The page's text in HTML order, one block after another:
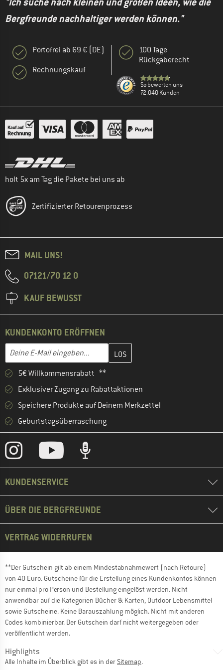
Bergfreunde nachhaltiger werden können."
Portofrei ab 69 € (DE)
Rechnungskauf
100 Tage
Rückgaberecht
So bewerten uns
72.040 Kunden
holt 5x am Tag die Pakete bei uns ab
Zertifizierter Retourenprozess
MAIL UNS!
07121/70 12 0
KAUF BEWUSST
KUNDENKONTO ERÖFFNEN
E-Mail-Adresse
Gib hier deine E-Mail-Adresse ein und erstelle im nächsten
5€ Willkommensrabatt **
Exklusiver Zugang zu Rabattaktionen
Speichere Produkte auf Deinem Merkzettel
Geburtstagsüberraschung
KUNDENSERVICE
ÜBER DIE BERGFREUNDE
VERTRAG WIDERRUFEN
**Der Gutschein gilt ab einem Mindestabnahmewert (nach Retoure)
von 40 Euro. Gutscheine für die Erstellung eines Kundenkontos können
nur einmal pro Person und Bestellung eingelöst werden. Nicht
anwendbar auf die Kategorien Bücher & Karten, Outdoor Lebensmittel
sowie Gutscheine. Keine Barauszahlung möglich. Nicht mit anderen
Codes kombinierbar. Der Gutschein darf nicht weitergegeben oder
veröffentlicht werden.
Highlights
Alle Inhalte im Überblick gibt es in der Sitemap.